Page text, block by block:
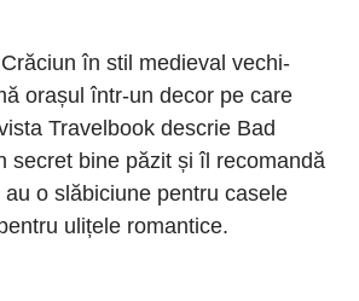
în stil medieval vechi-
orașul într-un decor pe care
Travelbook descrie Bad
secret bine păzit și îl recomandă
o slăbiciune pentru casele
ulițele romantice.